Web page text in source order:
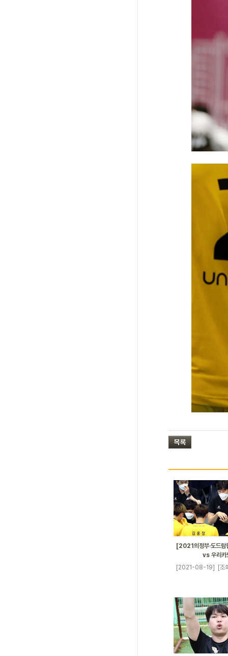
[2021의정부·도드
vs 우리카
[2021-08-19]
[조